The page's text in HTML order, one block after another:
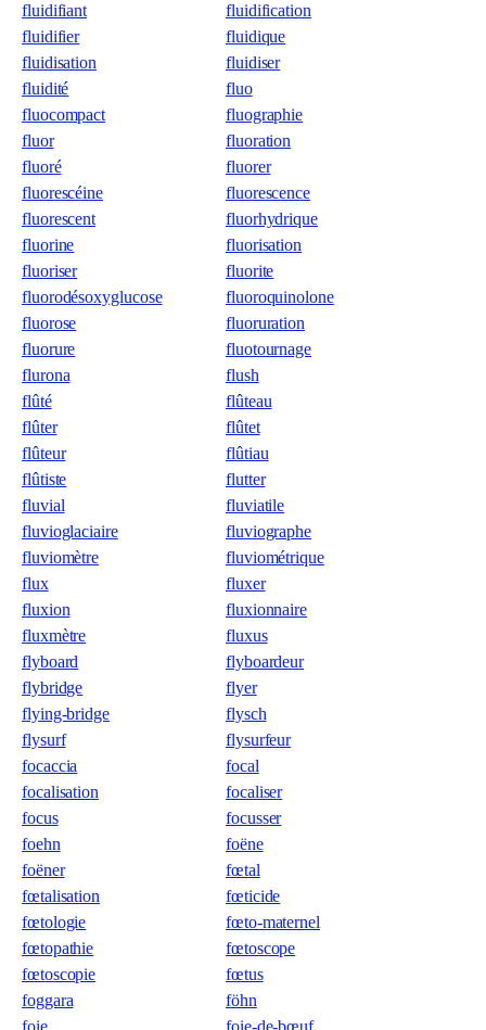
fluidifiant
fluidification
fluidifier
fluidique
fluidisation
fluidiser
fluidité
fluo
fluocompact
fluographie
fluor
fluoration
fluoré
fluorer
fluorescéine
fluorescence
fluorescent
fluorhydrique
fluorine
fluorisation
fluoriser
fluorite
fluorodésoxyglucose
fluoroquinolone
fluorose
fluoruration
fluorure
fluotournage
flurona
flush
flûté
flûteau
flûter
flûtet
flûteur
flûtiau
flûtiste
flutter
fluvial
fluviatile
fluvioglaciaire
fluviographe
fluviomètre
fluviométrique
flux
fluxer
fluxion
fluxionnaire
fluxmètre
fluxus
flyboard
flyboardeur
flybridge
flyer
flying-bridge
flysch
flysurf
flysurfeur
focaccia
focal
focalisation
focaliser
focus
focusser
foehn
foëne
foëner
fœtal
fœtalisation
fœticide
fœtologie
fœto-maternel
fœtopathie
fœtoscope
fœtoscopie
fœtus
foggara
föhn
foie
foie-de-bœuf